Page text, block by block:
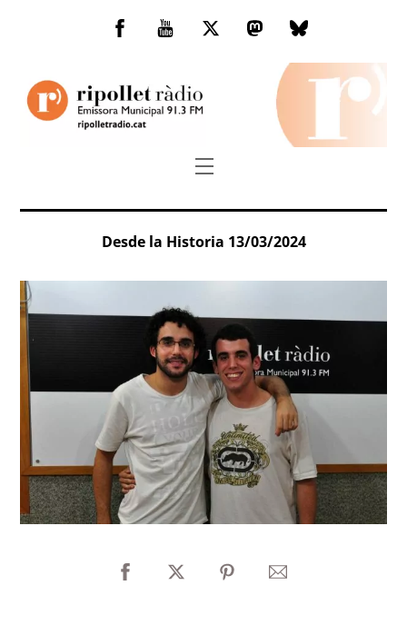
Facebook
You
TwitterMastodonBluesky
Menu
Desde la Historia 13/03/2024